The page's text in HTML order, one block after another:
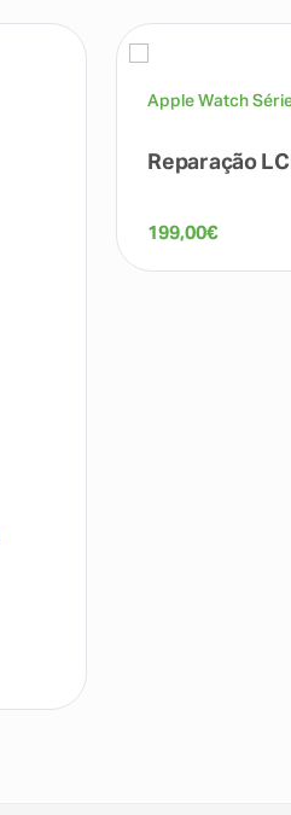
Apple Watch
Reparação
199,00€